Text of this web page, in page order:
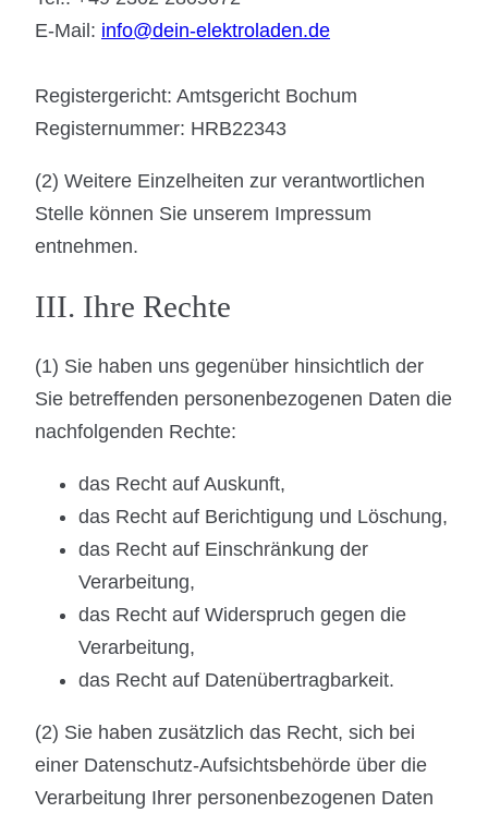
E-Mail: info@dein-elektroladen.de
Registergericht: Amtsgericht Bochum
Registernummer: HRB22343
(2) Weitere Einzelheiten zur verantwortlichen
Stelle können Sie unserem Impressum
entnehmen.
III. Ihre Rechte
(1) Sie haben uns gegenüber hinsichtlich der
Sie betreffenden personenbezogenen Daten die
nachfolgenden Rechte:
das Recht auf Auskunft,
das Recht auf Berichtigung und Löschung,
das Recht auf Einschränkung der
Verarbeitung,
das Recht auf Widerspruch gegen die
Verarbeitung,
das Recht auf Datenübertragbarkeit.
(2) Sie haben zusätzlich das Recht, sich bei
einer Datenschutz-Aufsichtsbehörde über die
Verarbeitung Ihrer personenbezogenen Daten